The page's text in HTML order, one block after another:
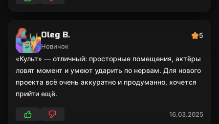
Oleg B.
Новичок
5
«Культ» — отличный: просторные помещения, актёры
ловят момент и умеют ударить по нервам. Для нового
проекта всё очень аккуратно и продуманно, хочется
прийти ещё.
16.03.2025